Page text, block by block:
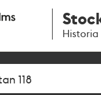
Historia